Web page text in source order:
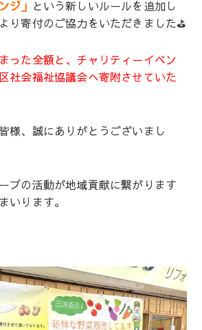
ジ」 という新しいルールを追加し
り寄付のご協力をいただきました⛳
った全額と、チャリティーイベン
社会福祉協議会へ寄附させていた
様、誠にありがとうございまし
プの活動が地域貢献に繋がります
いります。